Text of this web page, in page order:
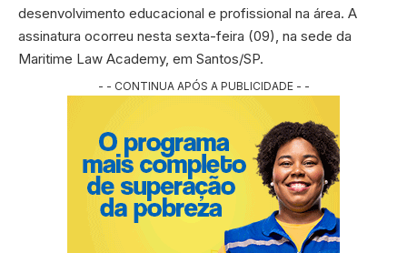
desenvolvimento educacional e profissional na área. A
assinatura ocorreu nesta sexta-feira (09), na sede da
Maritime Law Academy, em Santos/SP.
- - CONTINUA APÓS A PUBLICIDADE - -